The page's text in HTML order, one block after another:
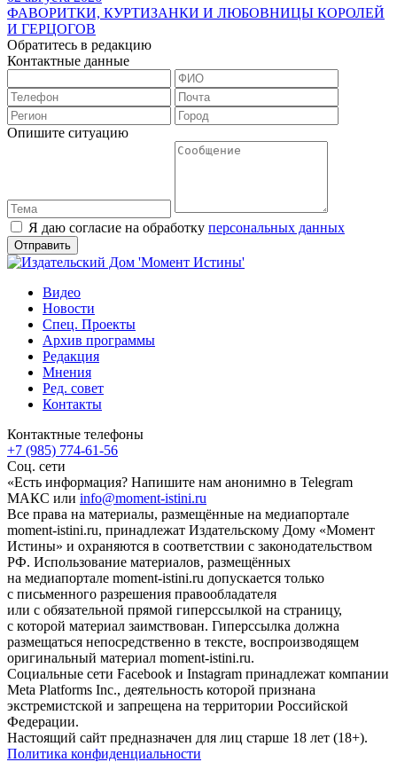
ФАВОРИТКИ, КУРТИЗАНКИ И ЛЮБОВНИЦЫ КОРОЛЕЙ
И ГЕРЦОГОВ
Обратитесь в редакцию
Контактные данные
Опишите ситуацию
Я даю согласие на обработку персональных данных
Видео
Новости
Спец. Проекты
Архив программы
Редакция
Мнения
Ред. совет
Контакты
Контактные телефоны
+7 (985) 774-61-56
Соц. сети
«Есть информация? Напишите нам анонимно в Telegram
МАКС или info@moment-istini.ru
Все права на материалы, размещённые на медиапортале
moment-istini.ru, принадлежат Издательскому Дому «Момент
Истины» и охраняются в соответствии с законодательством
РФ. Использование материалов, размещённых
на медиапортале moment-istini.ru допускается только
с письменного разрешения правообладателя
или с обязательной прямой гиперссылкой на страницу,
с которой материал заимствован. Гиперссылка должна
размещаться непосредственно в тексте, воспроизводящем
оригинальный материал moment-istini.ru.
Социальные сети Facebook и Instagram принадлежат компании
Meta Platforms Inc., деятельность которой признана
экстремистской и запрещена на территории Российской
Федерации.
Настоящий сайт предназначен для лиц старше 18 лет (18+).
Политика конфиденциальности